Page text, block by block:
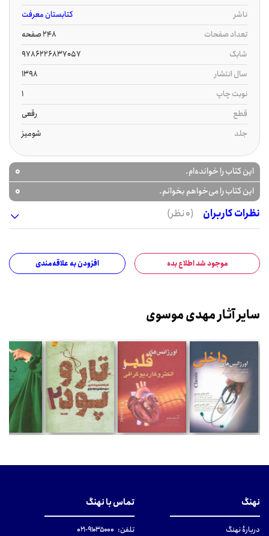
ناشر
کتابستان معرفت
تعداد صفحات
248 صفحه
شابک
9786226837057
سال انتشار
1398
نوبت چاپ
1
قطع
رقعی
جلد
شومیز
این کتاب را خوانده‌ام. 0
این کتاب را می‌خواهم بخوانم.
0
نظرات کاربران
(0 نظر)
موجود شد اطلاع بده افزودن به علاقه‌مندی
سایر آثار مهدی موسوی
نهنگ
دربارهٔ نهنگ
تماس با نهنگ
تلفن: ۹۱۰۳۵۰۰۰-۰۲۱